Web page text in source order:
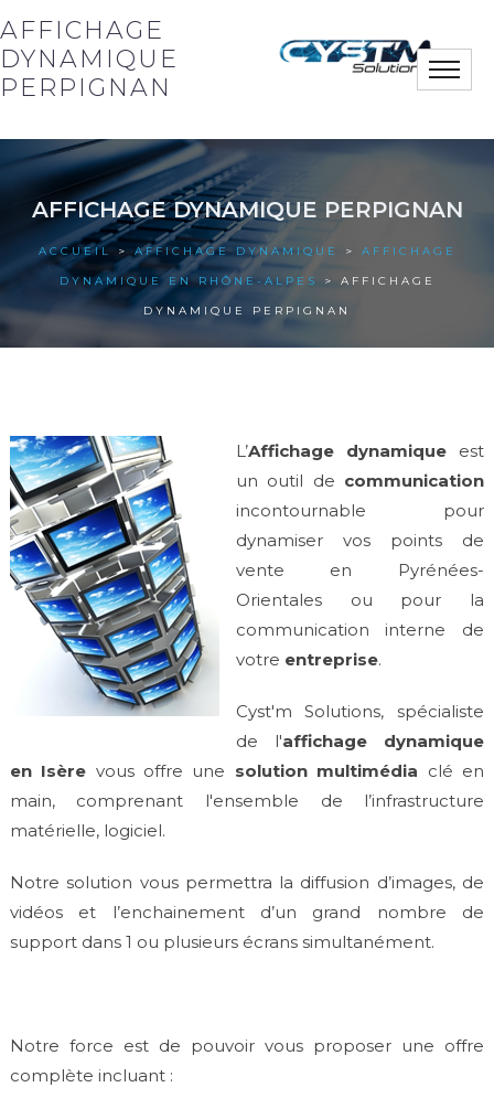
AFFICHAGE
DYNAMIQUE
PERPIGNAN
Notre société
Nos solutions
Nos actus
Nos références
Toggle
AFFICHAGE DYNAMIQUE PERPIGNAN
ACCUEIL > AFFICHAGE DYNAMIQUE > AFFICHAGE
DYNAMIQUE EN RHÔNE-ALPES > AFFICHAGE
DYNAMIQUE PERPIGNAN
L’Affichage dynamique est
un outil de communication
incontournable pour
dynamiser vos points de
vente en Pyrénées-
Orientales ou pour la
communication interne de
votre entreprise.
Cyst'm Solutions, spécialiste
de l'affichage dynamique
en Isère vous offre une solution multimédia clé en
main, comprenant l'ensemble de l’infrastructure
matérielle, logiciel.
Notre solution vous permettra la diffusion d’images, de
vidéos et l’enchainement d’un grand nombre de
support dans 1 ou plusieurs écrans simultanément.
Notre force est de pouvoir vous proposer une offre
complète incluant :